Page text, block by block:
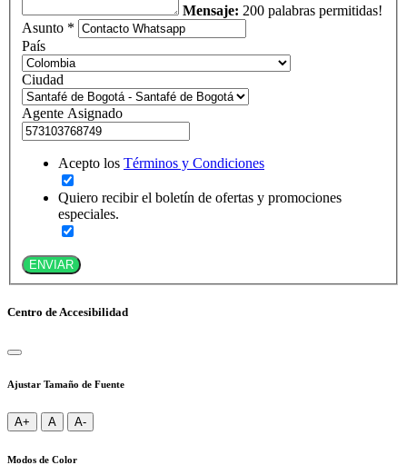
Mensaje: 200 palabras permitidas!
Asunto *
País
Ciudad
Agente Asignado
Acepto los Términos y Condiciones
Quiero recibir el boletín de ofertas y promociones
especiales.
ENVIAR
Centro de Accesibilidad
Ajustar Tamaño de Fuente
A+ A A-
Modos de Color